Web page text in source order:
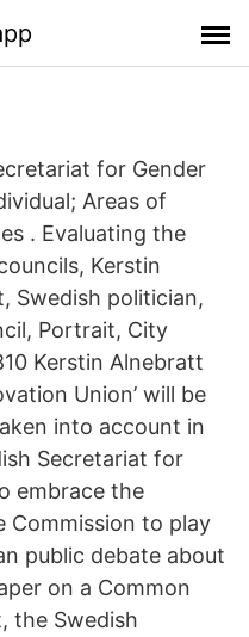
for Gender
Areas of
. Evaluating the
Kerstin
Swedish politician,
Portrait, City
Kerstin Alnebratt
Union’ will be
into account in
Secretariat for
embrace the
to play
public debate about
on a Common
the Swedish